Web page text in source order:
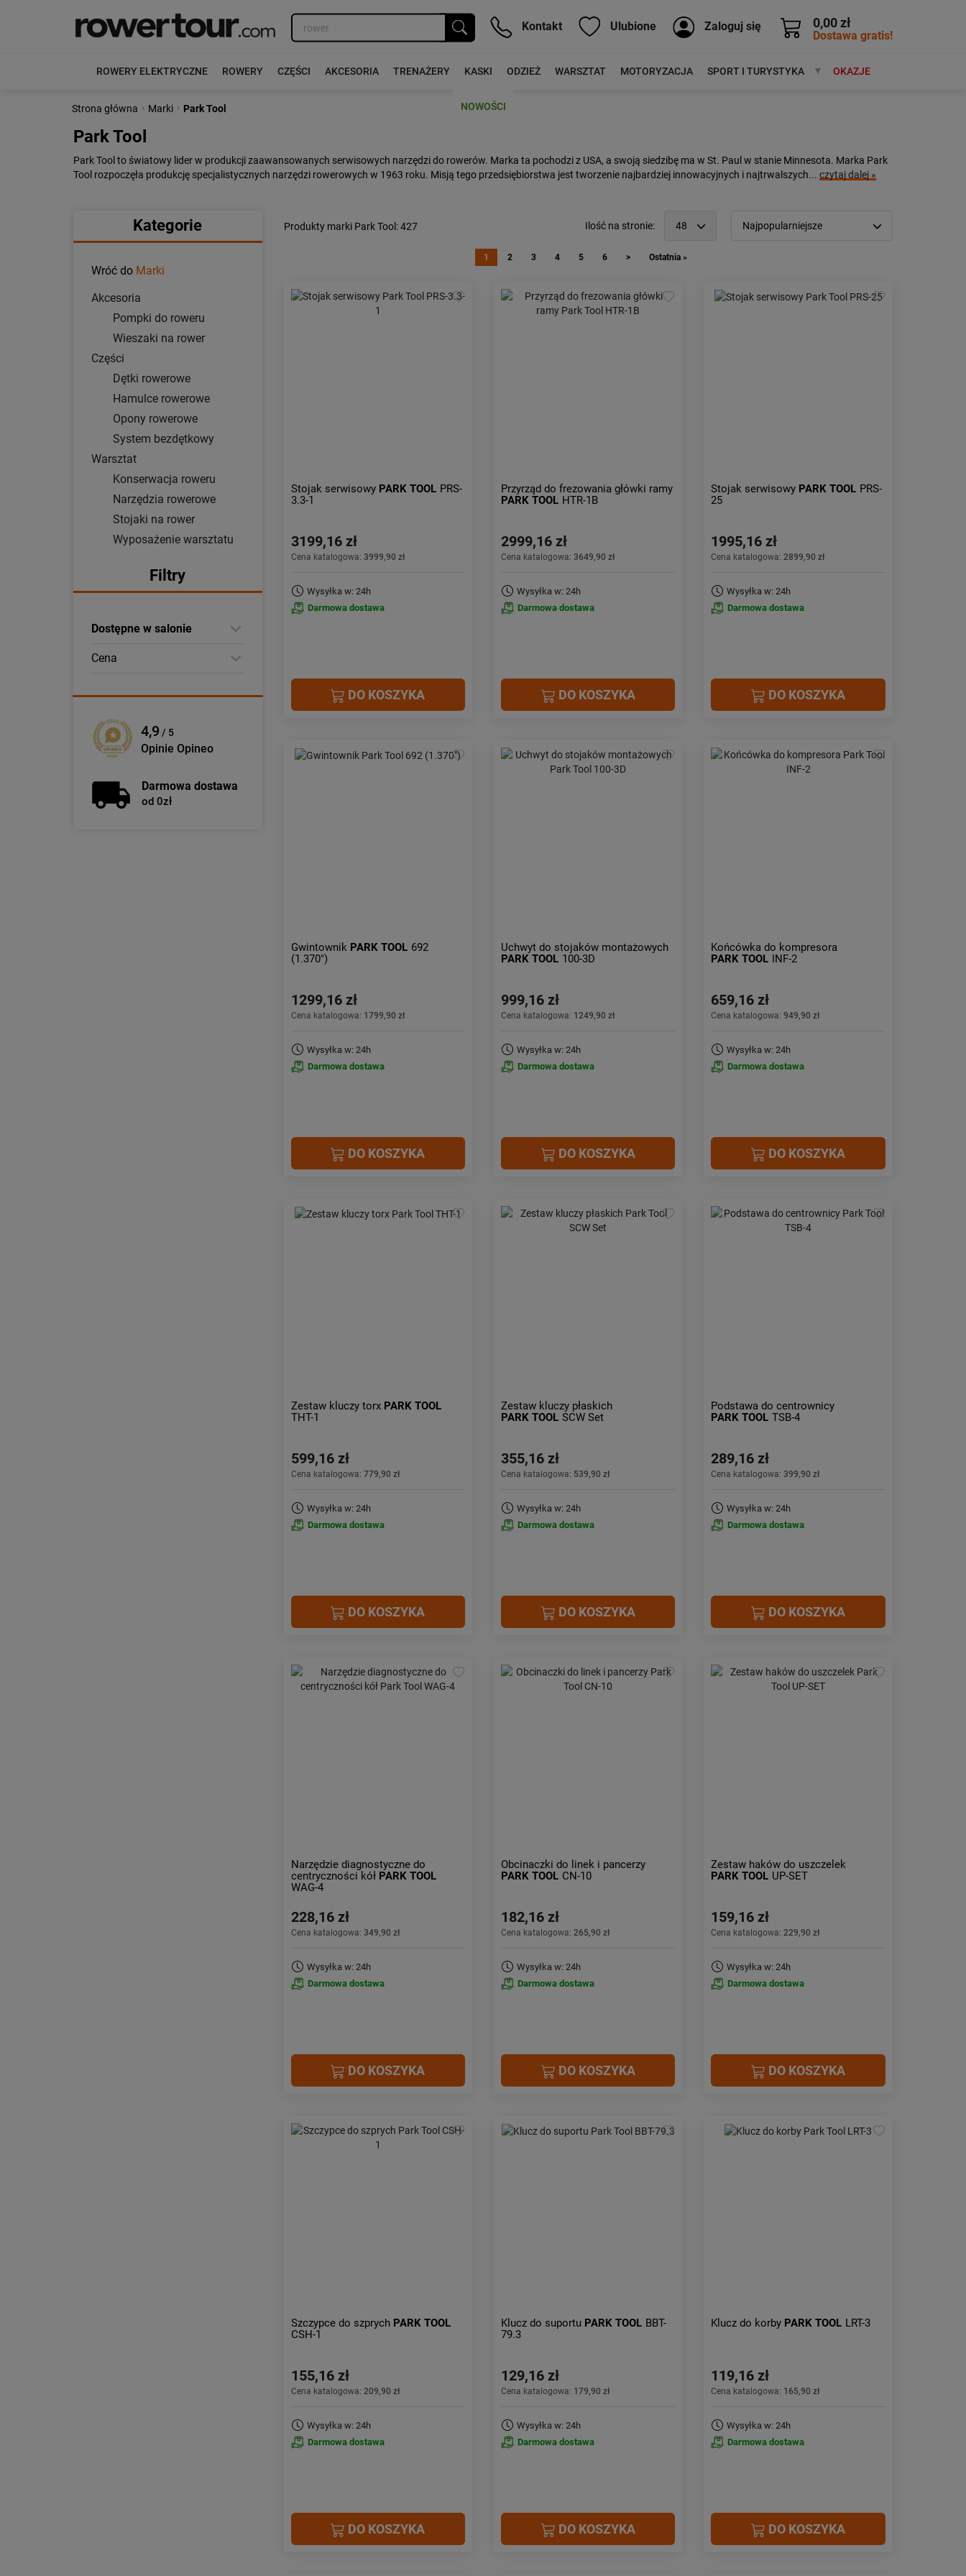
0,00 zł
Dostawa gratis!
Kontakt Ulubione Zaloguj się
ROWERY ELEKTRYCZNE ROWERY CZĘŚCI AKCESORIA TRENAŻERY KASKI ODZIEŻ WARSZTAT MOTORYZACJA SPORT I TURYSTYKA MARKIOKAZJE
NOWOŚCI
Strona główna › Marki › Park Tool
Park Tool
Park Tool to światowy lider w produkcji zaawansowanych serwisowych narzędzi do rowerów. Marka ta pochodzi z USA, a swoją siedzibę ma w St. Paul w stanie Minnesota. Marka Park
Tool rozpoczęła produkcję specjalistycznych narzędzi rowerowych w 1963 roku. Misją tego przedsiębiorstwa jest tworzenie najbardziej innowacyjnych i najtrwalszych... czytaj dalej »
Ilość na stronie: 48
12
Najpopularniejsze
od najwyższej
Kategorie
Wróć do Marki
Akcesoria
Pompki do roweru
Wieszaki na rower
Części
Dętki rowerowe
Hamulce rowerowe
Opony rowerowe
System bezdętkowy
Warsztat
Konserwacja roweru
Narzędzia rowerowe
Stojaki na rower
Wyposażenie warsztatu
Filtry
Dostępne w salonie
Cena
4,9 / 5
Opinie Opineo
Darmowa dostawa
od 0zł
Produkty marki Park Tool : 427
1 2 3 4 5 6 > Ostatnia »
Stojak serwisowy PARK TOOL PRS-
3.3-1
3199,16 zł
Cena katalogowa: 3999,90 zł
Wysyłka w: 24h
Darmowa dostawa
DO KOSZYKA
Przyrząd do frezowania główki ramy
PARK TOOL HTR-1B
2999,16 zł
Cena katalogowa: 3649,90 zł
Wysyłka w: 24h
Darmowa dostawa
DO KOSZYKA
Stojak serwisowy PARK TOOL PRS-
25
1995,16 zł
Cena katalogowa:2899,90 zł
Wysyłka w: 24h
Darmowa dostawa
DO KOSZYKA
Gwintownik PARK TOOL 692
(1.370")
1299,16 zł
Cena katalogowa: 1799,90 zł
Wysyłka w: 24h
Darmowa dostawa
DO KOSZYKA
Uchwyt do stojaków montażowych
PARK TOOL 100-3D
999,16 zł
Cena katalogowa: 1249,90 zł
Wysyłka w: 24h
Darmowa dostawa
DO KOSZYKA
Końcówka do kompresora
PARK TOOL INF-2
659,16 zł
Cena katalogowa:949,90 zł
Wysyłka w: 24h
Darmowa dostawa
DO KOSZYKA
Zestaw kluczy torx PARK TOOL
THT-1
599,16 zł
Cena katalogowa: 779,90 zł
Wysyłka w: 24h
Darmowa dostawa
DO KOSZYKA
Zestaw kluczy płaskich
PARK TOOL SCW Set
355,16 zł
Cena katalogowa: 539,90 zł
Wysyłka w: 24h
Darmowa dostawa
DO KOSZYKA
Podstawa do centrownicy
PARK TOOL TSB-4
289,16 zł
Cena katalogowa:399,90 zł
Wysyłka w: 24h
Darmowa dostawa
DO KOSZYKA
Narzędzie diagnostyczne do
centryczności kół PARK TOOL
WAG-4
228,16 zł
Cena katalogowa: 349,90 zł
Wysyłka w: 24h
Darmowa dostawa
DO KOSZYKA
Obcinaczki do linek i pancerzy
PARK TOOL CN-10
182,16 zł
Cena katalogowa: 265,90 zł
Wysyłka w: 24h
Darmowa dostawa
DO KOSZYKA
Zestaw haków do uszczelek
PARK TOOL UP-SET
159,16 zł
Cena katalogowa:229,90 zł
Wysyłka w: 24h
Darmowa dostawa
DO KOSZYKA
Szczypce do szprych PARK TOOL
CSH-1
155,16 zł
Cena katalogowa: 209,90 zł
Wysyłka w: 24h
Darmowa dostawa
DO KOSZYKA
Klucz do suportu PARK TOOL BBT-
79.3
129,16 zł
Cena katalogowa: 179,90 zł
Wysyłka w: 24h
Darmowa dostawa
DO KOSZYKA
Klucz do korby PARK TOOL LRT-3
119,16 zł
Cena katalogowa: 165,90 zł
Wysyłka w: 24h
Darmowa dostawa
DO KOSZYKA